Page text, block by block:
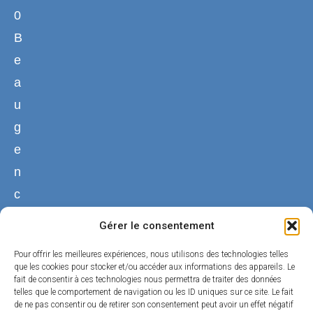
Gérer le consentement
Pour offrir les meilleures expériences, nous utilisons des technologies telles
que les cookies pour stocker et/ou accéder aux informations des appareils. Le
fait de consentir à ces technologies nous permettra de traiter des données
telles que le comportement de navigation ou les ID uniques sur ce site. Le fait
de ne pas consentir ou de retirer son consentement peut avoir un effet négatif
0
B
e
a
u
g
e
n
c
02
38
44
50